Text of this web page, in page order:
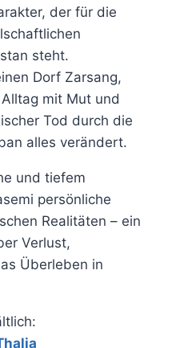
der für die
steht.
Dorf Zarsang,
mit Mut und
Tod durch die
alles verändert.
und tiefem
persönliche
Realitäten – ein
Verlust,
Überleben in